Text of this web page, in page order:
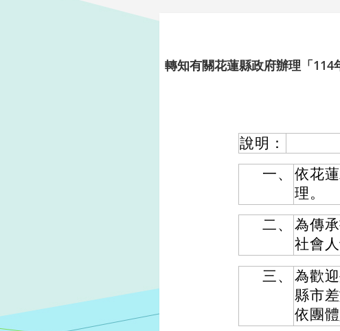
轉知有關花蓮縣政府辦理「114
說明：
一、
依花
理。
二、
為傳
社會
三、
為歡
縣市
依團